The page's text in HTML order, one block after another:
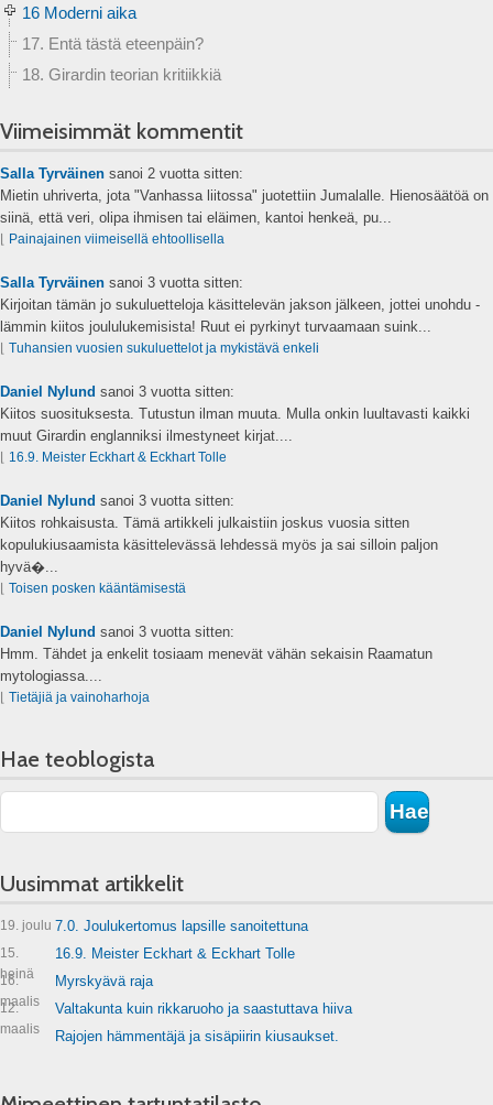
16 Moderni aika
17. Entä tästä eteenpäin?
18. Girardin teorian kritiikkiä
Viimeisimmät kommentit
Salla Tyrväinen sanoi 2 vuotta sitten:
Mietin uhriverta, jota "Vanhassa liitossa" juotettiin Jumalalle. Hienosäätöä on
siinä, että veri, olipa ihmisen tai eläimen, kantoi henkeä, pu...
⌊ Painajainen viimeisellä ehtoollisella
Salla Tyrväinen sanoi 3 vuotta sitten:
Kirjoitan tämän jo sukuluetteloja käsittelevän jakson jälkeen, jottei unohdu -
lämmin kiitos joululukemisista! Ruut ei pyrkinyt turvaamaan suink...
⌊ Tuhansien vuosien sukuluettelot ja mykistävä enkeli
Daniel Nylund sanoi 3 vuotta sitten:
Kiitos suosituksesta. Tutustun ilman muuta. Mulla onkin luultavasti kaikki
muut Girardin englanniksi ilmestyneet kirjat....
⌊ 16.9. Meister Eckhart & Eckhart Tolle
Daniel Nylund sanoi 3 vuotta sitten:
Kiitos rohkaisusta. Tämä artikkeli julkaistiin joskus vuosia sitten
kopulukiusaamista käsittelevässä lehdessä myös ja sai silloin paljon
hyvä�...
⌊ Toisen posken kääntämisestä
Daniel Nylund sanoi 3 vuotta sitten:
Hmm. Tähdet ja enkelit tosiaam menevät vähän sekaisin Raamatun
mytologiassa....
⌊ Tietäjiä ja vainoharhoja
Hae teoblogista
Uusimmat artikkelit
19. joulu 7.0. Joulukertomus lapsille sanoitettuna
15.
heinä
16.9. Meister Eckhart & Eckhart Tolle
16.
maalis
Myrskyävä raja
12.
maalis
Valtakunta kuin rikkaruoho ja saastuttava hiiva
Rajojen hämmentäjä ja sisäpiirin kiusaukset.